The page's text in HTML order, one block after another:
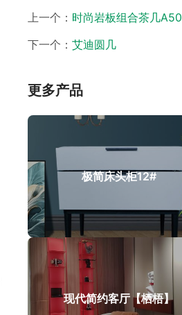
上一个： 时尚岩板组合茶几A50
下一个： 艾迪圆几
更多产品
极简床头柜12#
现代简约客厅【栖梧】